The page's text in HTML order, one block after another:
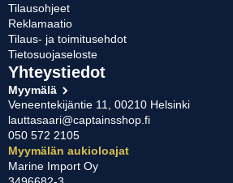
Tilausohjeet
Reklamaatio
Tilaus- ja toimitusehdot
Tietosuojaseloste
Yhteystiedot
Myymälä
Veneentekijäntie 11, 00210 Helsinki
lauttasaari@captainsshop.fi
050 572 2105
Myymälän aukioloajat
Marine Import Oy